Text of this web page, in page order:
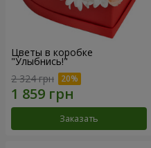
Цветы в коробке
"Улыбнись!"
2 324 грн
Заказать